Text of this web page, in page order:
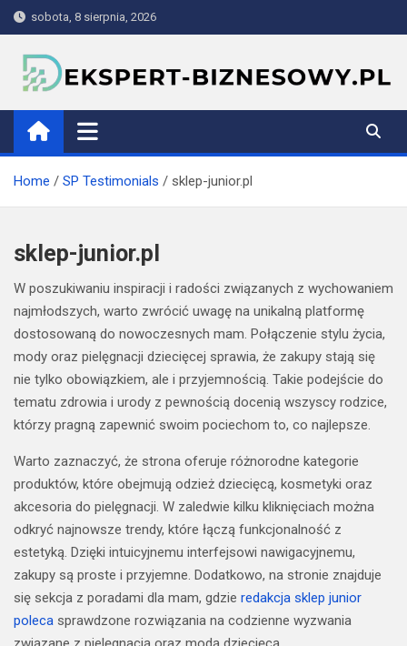
Skip
to
content
sobota, 8 sierpnia, 2026
ekspert-biznesowy.pl
Home SP Testimonials sklep-junior.pl
sklep-junior.pl
W poszukiwaniu inspiracji i radości związanych z wychowaniem
najmłodszych, warto zwrócić uwagę na unikalną platformę
dostosowaną do nowoczesnych mam. Połączenie stylu życia,
mody oraz pielęgnacji dziecięcej sprawia, że zakupy stają się
nie tylko obowiązkiem, ale i przyjemnością. Takie podejście do
tematu zdrowia i urody z pewnością docenią wszyscy rodzice,
którzy pragną zapewnić swoim pociechom to, co najlepsze.
Warto zaznaczyć, że strona oferuje różnorodne kategorie
produktów, które obejmują odzież dziecięcą, kosmetyki oraz
akcesoria do pielęgnacji. W zaledwie kilku kliknięciach można
odkryć najnowsze trendy, które łączą funkcjonalność z
estetyką. Dzięki intuicyjnemu interfejsowi nawigacyjnemu,
zakupy są proste i przyjemne. Dodatkowo, na stronie znajduje
się sekcja z poradami dla mam, gdzie redakcja sklep junior
poleca sprawdzone rozwiązania na codzienne wyzwania